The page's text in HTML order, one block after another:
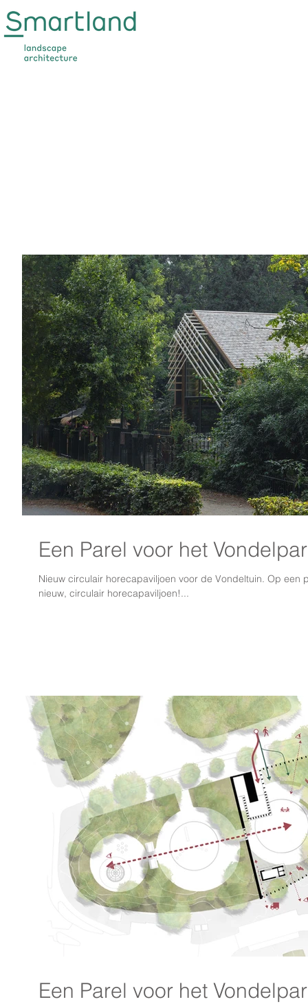
Een Parel voor het
Nieuw circulair horecapaviljoen voor de Vondeltuin. Op een
nieuw, circulair horecapaviljoen!...
Een Parel voor het Vondelpark! Nieuw